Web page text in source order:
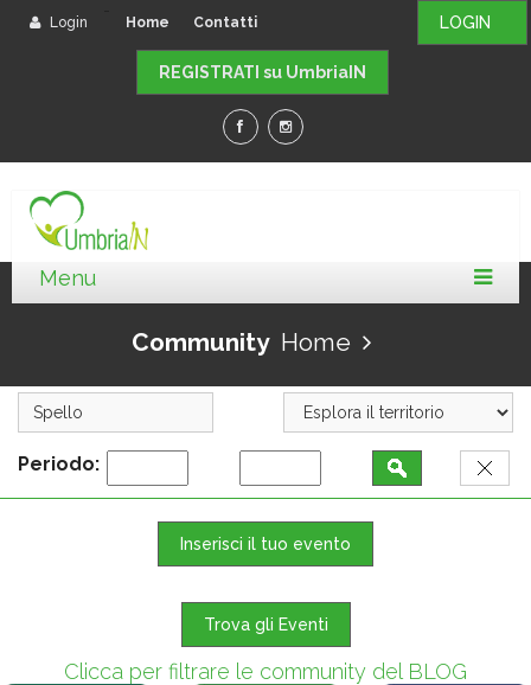
LOGIN
Login Home Contatti
REGISTRATI su UmbriaIN
Community Home
Periodo:
Inserisci il tuo evento
Trova gli Eventi
Clicca per filtrare le community del BLOG